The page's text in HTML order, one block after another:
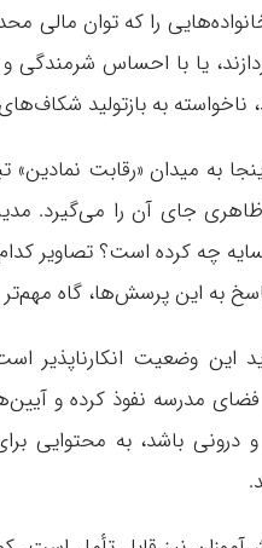
را که توان مالی
یا با احساس
ناخواسته به بازتولید
به میدان «رقابت
جای آن را می‌گیرد.
چه کرده است؟ تصاویر
به این پرسش‌ها، گاه مهم‌تر
وضعیت انکارناپذیر
مدرسه نفوذ کرده و
درونی باشد، به محتوایی